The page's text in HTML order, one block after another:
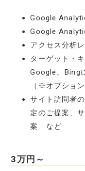
Google
Google
アクセス分析
ターゲット・
Google、Bing
（※オプション
サイト訪問者
定のご提案、
案 など
3万円～